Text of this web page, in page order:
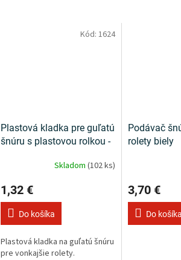
Plastová kladka pre guľatú
šnúru s plastovou rolkou -
Skladom (102 ks)
1,32 €
Do košíka
Plastová kladka na guľatú šnúru
pre vonkajšie rolety.
Kód: 1624
Podávač
rolety biely
3,70 €
Do košíka